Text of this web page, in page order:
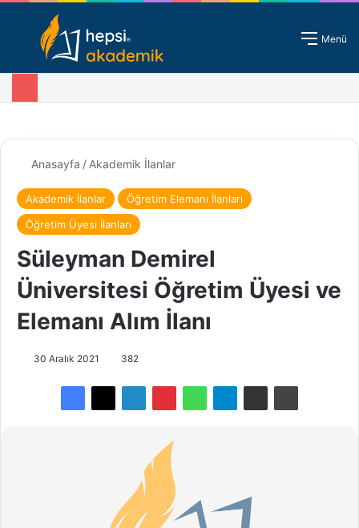
Giriş - Kayıt Menü
Anasayfa / Akademik İlanlar
Akademik İlanlar
Öğretim Elemanı İlanları
Öğretim Üyesi İlanları
Süleyman Demirel
Üniversitesi Öğretim Üyesi ve
Elemanı Alım İlanı
30 Aralık 2021 382